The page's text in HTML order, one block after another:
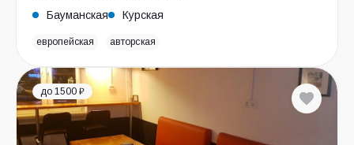
Бауманская Курская
европейская авторская
до 1500 ₽